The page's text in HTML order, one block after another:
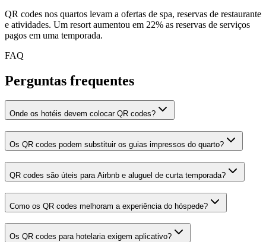
QR codes nos quartos levam a ofertas de spa, reservas de restaurante
e atividades. Um resort aumentou em 22% as reservas de serviços
pagos em uma temporada.
FAQ
Perguntas frequentes
Onde os hotéis devem colocar QR codes?
Os QR codes podem substituir os guias impressos do quarto?
QR codes são úteis para Airbnb e aluguel de curta temporada?
Como os QR codes melhoram a experiência do hóspede?
Os QR codes para hotelaria exigem aplicativo?